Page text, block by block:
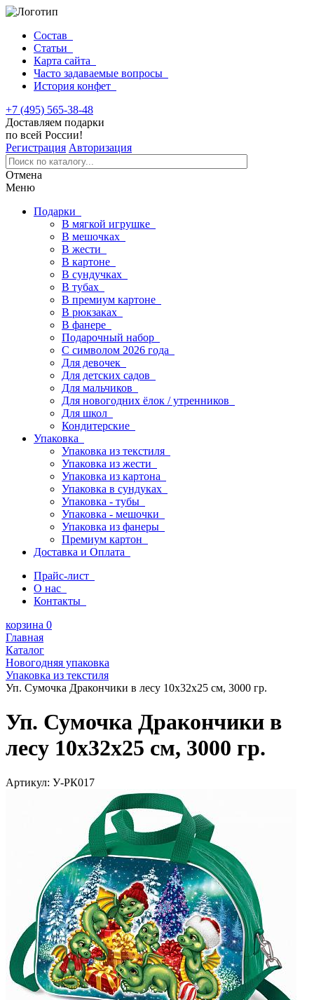
Состав
Статьи
Карта сайта
Часто задаваемые вопросы
История конфет
+7 (495) 565-38-48
Доставляем подарки
по всей России!
Регистрация Авторизация
Отмена
Меню
Подарки
В мягкой игрушке
В мешочках
В жести
В картоне
В сундучках
В тубах
В премиум картоне
В рюкзаках
В фанере
Подарочный набор
С символом 2026 года
Для девочек
Для детских садов
Для мальчиков
Для новогодних ёлок / утренников
Для школ
Кондитерские
Упаковка
Упаковка из текстиля
Упаковка из жести
Упаковка из картона
Упаковка в сундуках
Упаковка - тубы
Упаковка - мешочки
Упаковка из фанеры
Премиум картон
Доставка и Оплата
Прайс-лист
О нас
Контакты
корзина 0
Главная
Каталог
Новогодняя упаковка
Упаковка из текстиля
Уп. Сумочка Дракончики в лесу 10х32х25 см, 3000 гр.
Уп. Сумочка Дракончики в
лесу 10х32х25 см, 3000 гр.
Артикул: У-РК017